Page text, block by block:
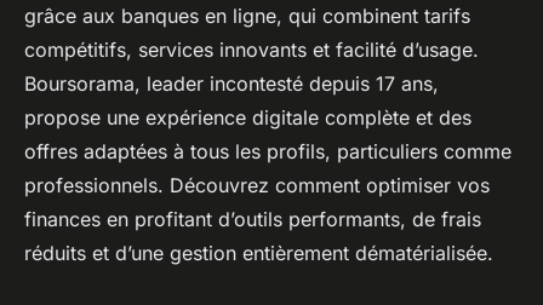
grâce aux banques en ligne, qui combinent tarifs
compétitifs, services innovants et facilité d’usage.
Boursorama, leader incontesté depuis 17 ans,
propose une expérience digitale complète et des
offres adaptées à tous les profils, particuliers comme
professionnels. Découvrez comment optimiser vos
finances en profitant d’outils performants, de frais
réduits et d’une gestion entièrement dématérialisée.